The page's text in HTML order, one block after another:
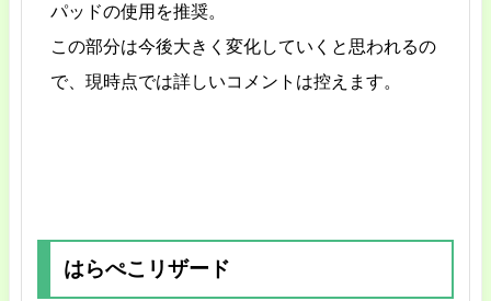
パッドの使用を推奨。
この部分は今後大きく変化していくと思われるの
で、現時点では詳しいコメントは控えます。
はらぺこリザード